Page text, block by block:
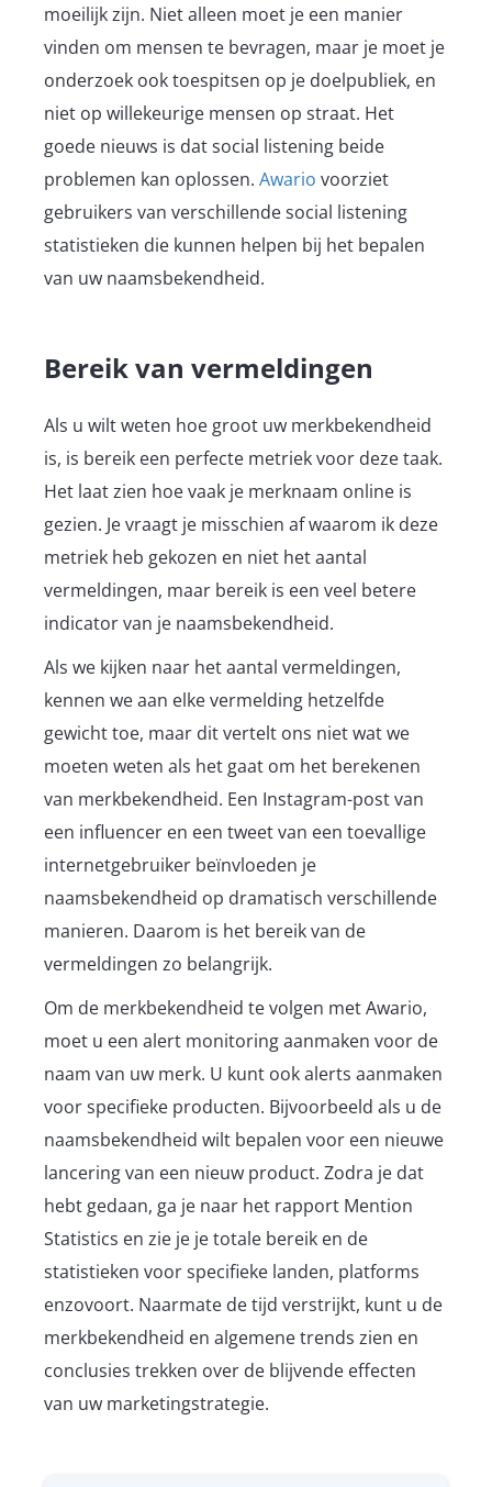
moeilijk zijn. Niet alleen moet je een manier
vinden om mensen te bevragen, maar je moet je
onderzoek ook toespitsen op je doelpubliek, en
niet op willekeurige mensen op straat. Het
goede nieuws is dat social listening beide
problemen kan oplossen. Awario voorziet
gebruikers van verschillende social listening
statistieken die kunnen helpen bij het bepalen
van uw naamsbekendheid.
Bereik van vermeldingen
Als u wilt weten hoe groot uw merkbekendheid
is, is bereik een perfecte metriek voor deze taak.
Het laat zien hoe vaak je merknaam online is
gezien. Je vraagt je misschien af waarom ik deze
metriek heb gekozen en niet het aantal
vermeldingen, maar bereik is een veel betere
indicator van je naamsbekendheid.
Als we kijken naar het aantal vermeldingen,
kennen we aan elke vermelding hetzelfde
gewicht toe, maar dit vertelt ons niet wat we
moeten weten als het gaat om het berekenen
van merkbekendheid. Een Instagram-post van
een influencer en een tweet van een toevallige
internetgebruiker beïnvloeden je
naamsbekendheid op dramatisch verschillende
manieren. Daarom is het bereik van de
vermeldingen zo belangrijk.
Om de merkbekendheid te volgen met Awario,
moet u een alert monitoring aanmaken voor de
naam van uw merk. U kunt ook alerts aanmaken
voor specifieke producten. Bijvoorbeeld als u de
naamsbekendheid wilt bepalen voor een nieuwe
lancering van een nieuw product. Zodra je dat
hebt gedaan, ga je naar het rapport Mention
Statistics en zie je je totale bereik en de
statistieken voor specifieke landen, platforms
enzovoort. Naarmate de tijd verstrijkt, kunt u de
merkbekendheid en algemene trends zien en
conclusies trekken over de blijvende effecten
van uw marketingstrategie.